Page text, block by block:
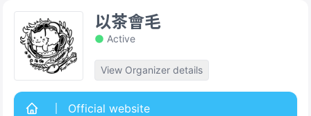
以茶會毛
Active
View Organizer details
Official website